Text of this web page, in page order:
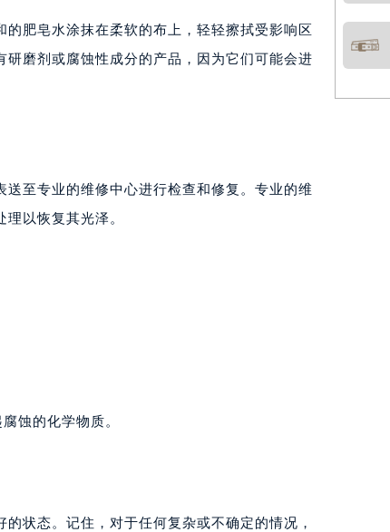
肥皂水涂抹在柔软的布上，轻轻擦拭受影响区
磨剂或腐蚀性成分的产品，因为它们可能会进
至专业的维修中心进行检查和修复。专业的维
以恢复其光泽。
蚀的化学物质。
状态。记住，对于任何复杂或不确定的情况，